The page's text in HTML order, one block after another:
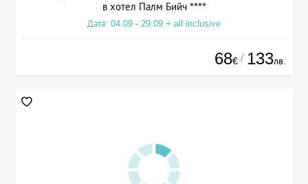
в хотел Палм Бийч ****
Дата: 04.09 - 29.09 + all inclusive
68€ / 133лв.